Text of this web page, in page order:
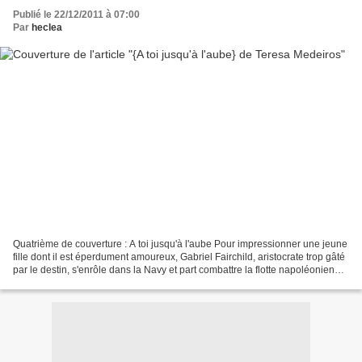
Publié le 22/12/2011 à 07:00
Par heclea
Quatrième de couverture : A toi jusqu'à l'aube Pour impressionner une jeune
fille dont il est éperdument amoureux, Gabriel Fairchild, aristocrate trop gâté
par le destin, s'enrôle dans la Navy et part combattre la flotte napoléonienne.